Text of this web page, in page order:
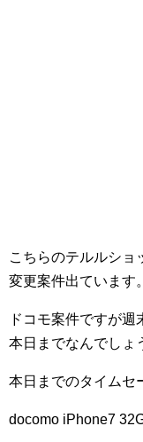
こちらのテルルショ
変更案件出ています。
ドコモ案件ですが
本日までなんでしょ
本日までのタイムセ
docomo iPhone7